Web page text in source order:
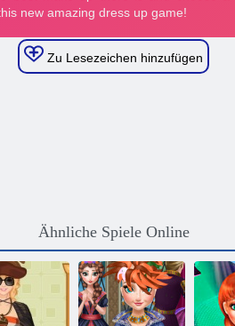
Zu Lesezeichen hinzufügen
Ähnliche Spiele Online